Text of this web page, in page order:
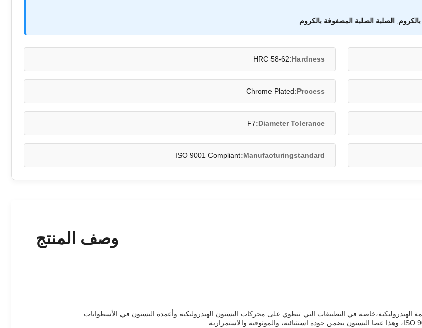
الصلبة الصلبة المصفوفة بالكروم
Hardness:
HRC 58-62
Process:
Chrome Plated
Diameter Tolerance:
F7
Manufacturingstandard:
ISO 9001 Compliant
وصف المنتج
في التطبيقات التي تنطوي على محركات البستون الهيدروليكية وأعمدة البستون في الأسطوانات